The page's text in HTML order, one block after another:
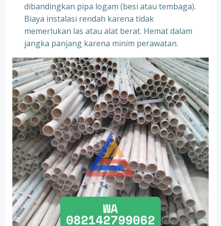
dibandingkan pipa logam (besi atau tembaga).
Biaya instalasi rendah karena tidak
memerlukan las atau alat berat. Hemat dalam
jangka panjang karena minim perawatan.